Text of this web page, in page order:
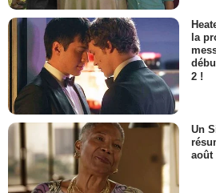
la
2 !
Un
août